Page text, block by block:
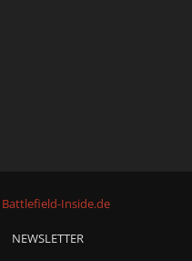
Battlefield-Inside.de
NEWSLETTER